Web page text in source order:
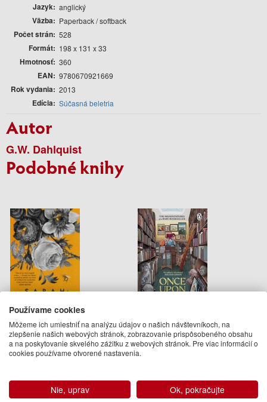
Jazyk anglický
Väzba Paperback / softback
Počet strán 528
Formát 198 x 131 x 33
Hmotnosť 360
EAN 9780670921669
Rok vydania 2013
Edícia Súčasná beletria
Autor
G.W. Dahlquist
Podobné knihy
Here is the Beehive
Sarah Crossan
08.07.2021
(predobjednávka)
Once Upon a Tome
07.09.2023
(predobjednávka)
Používame cookies
Môžeme ich umiestniť na analýzu údajov o našich návštevníkoch, na
zlepšenie našich webových stránok, zobrazovanie prispôsobeného obsahu
a na poskytovanie skvelého zážitku z webových stránok. Pre viac informácií o
cookies používame otvorené nastavenia.
Nie, uprav Ok, pokračujte